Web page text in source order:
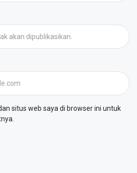
situs web saya di browser ini untuk